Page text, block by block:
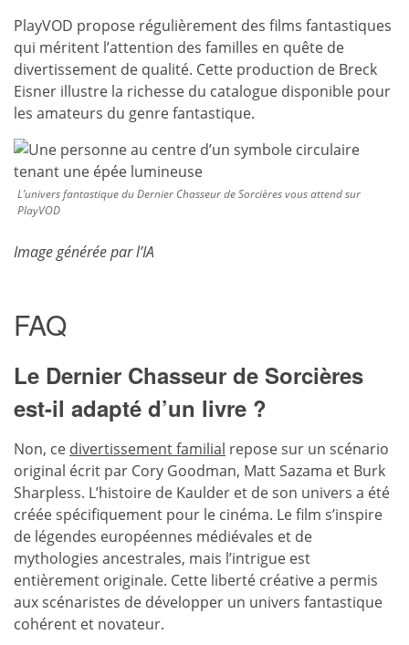
PlayVOD propose régulièrement des films fantastiques
qui méritent l’attention des familles en quête de
divertissement de qualité. Cette production de Breck
Eisner illustre la richesse du catalogue disponible pour
les amateurs du genre fantastique.
L’univers fantastique du Dernier Chasseur de Sorcières vous attend sur
PlayVOD
Image générée par l’IA
FAQ
Le Dernier Chasseur de Sorcières
est-il adapté d’un livre ?
Non, ce divertissement familial repose sur un scénario
original écrit par Cory Goodman, Matt Sazama et Burk
Sharpless. L’histoire de Kaulder et de son univers a été
créée spécifiquement pour le cinéma. Le film s’inspire
de légendes européennes médiévales et de
mythologies ancestrales, mais l’intrigue est
entièrement originale. Cette liberté créative a permis
aux scénaristes de développer un univers fantastique
cohérent et novateur.